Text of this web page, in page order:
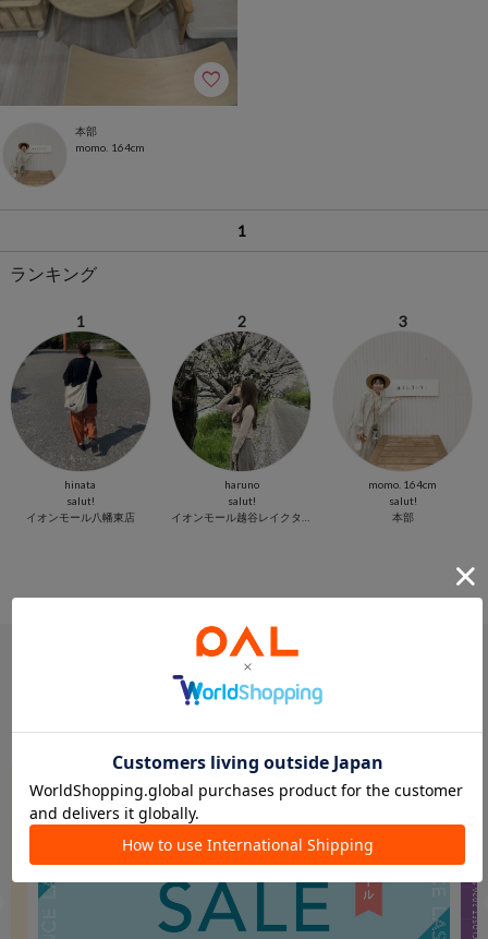
本部
momo. 164cm
1
ランキング
1
hinata
salut!
イオンモール八幡東店
2
haruno
salut!
3
momo. 164cm
salut!
本部
PICK UP